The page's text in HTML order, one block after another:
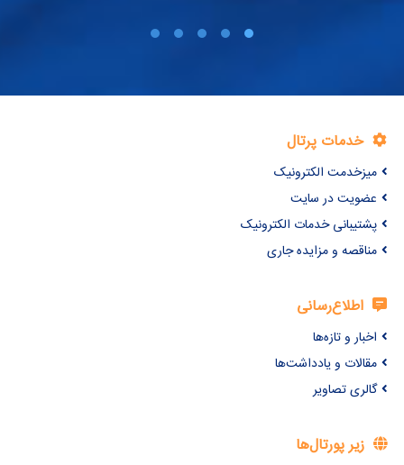
خدمات پرتال
میزخدمت الکترونیک
عضویت در سایت
پشتیبانی خدمات الکترونیک
مناقصه و مزایده جاری
اطلاع‌رسانی
اخبار و تازه‌ها
مقالات و یادداشت‌ها
گالری تصاویر
زیر پورتال‌ها